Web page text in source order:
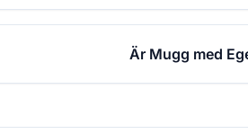
Är Mugg med